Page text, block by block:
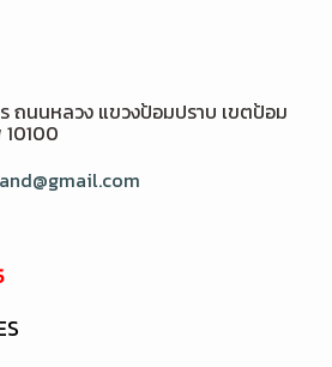
ร ถนนหลวง แขวงป้อมปราบ เขตป้อม